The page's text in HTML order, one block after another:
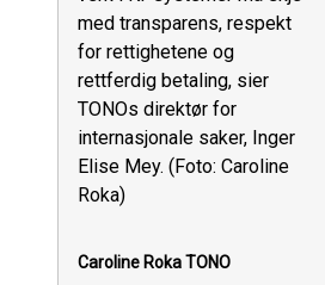
med transparens, respekt
for rettighetene og
rettferdig betaling, sier
TONOs direktør for
internasjonale saker, Inger
Elise Mey. (Foto: Caroline
Roka)
Caroline RokaTONO